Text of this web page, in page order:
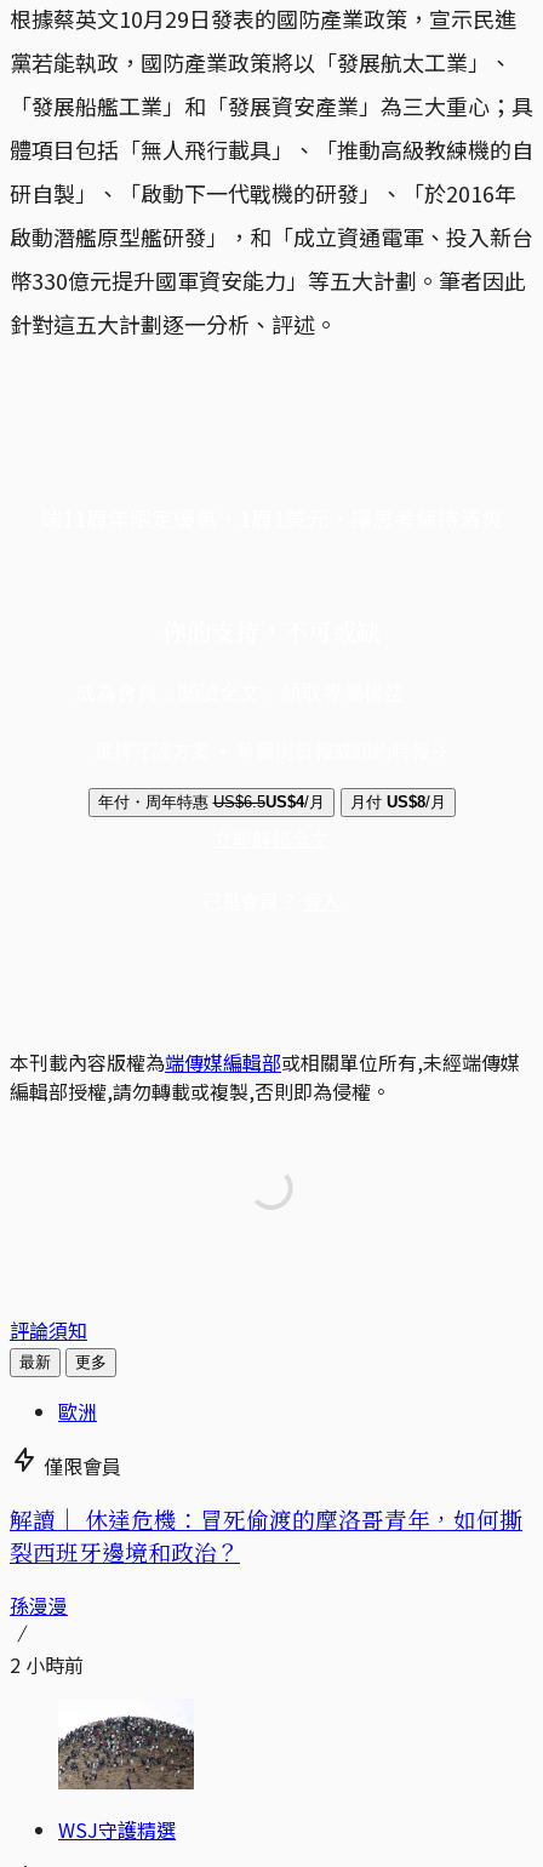
根據蔡英文10月29日發表的國防產業政策，宣示民進
黨若能執政，國防產業政策將以「發展航太工業」、
「發展船艦工業」和「發展資安產業」為三大重心；具
體項目包括「無人飛行載具」、「推動高級教練機的自
研自製」、「啟動下一代戰機的研發」、「於2016年
啟動潛艦原型艦研發」，和「成立資通電軍、投入新台
幣330億元提升國軍資安能力」等五大計劃。筆者因此
針對這五大計劃逐一分析、評述。
年付・周年特惠 US$6.5US$4/月 月付 US$8/月
本刊載內容版權為端傳媒編輯部或相關單位所有,未經端傳媒
編輯部授權,請勿轉載或複製,否則即為侵權。
評論須知
最新 更多
歐洲
僅限會員
解讀｜ 休達危機：冒死偷渡的摩洛哥青年，如何撕
裂西班牙邊境和政治？
孫漫漫
2 小時前
WSJ守護精選